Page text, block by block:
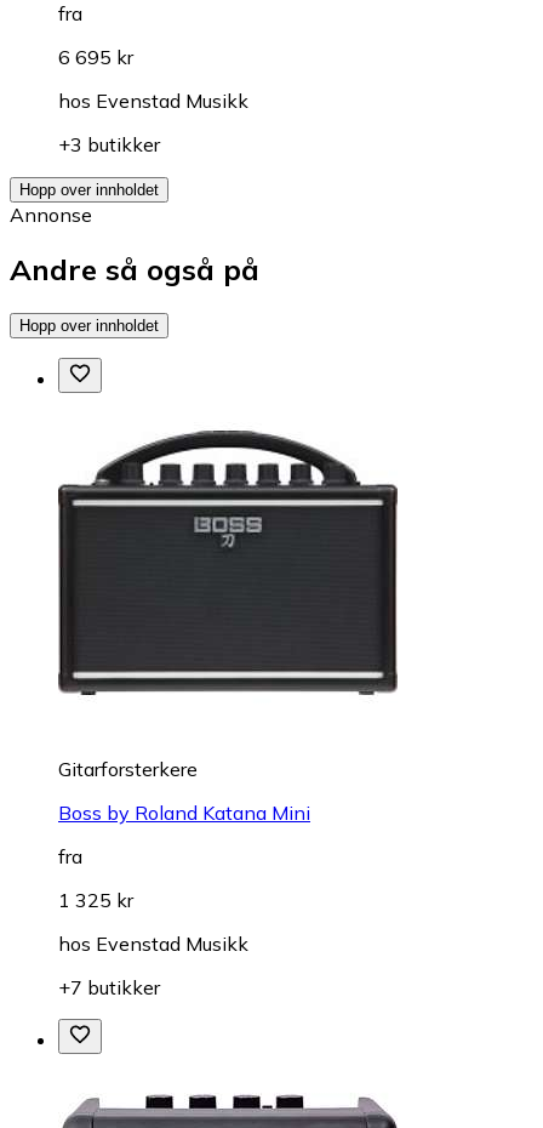
fra
6 695 kr
hos Evenstad Musikk
+3 butikker
Hopp over innholdet
Annonse
Andre så også på
Hopp over innholdet
Gitarforsterkere
Boss by Roland Katana Mini
fra
1 325 kr
hos Evenstad Musikk
+7 butikker